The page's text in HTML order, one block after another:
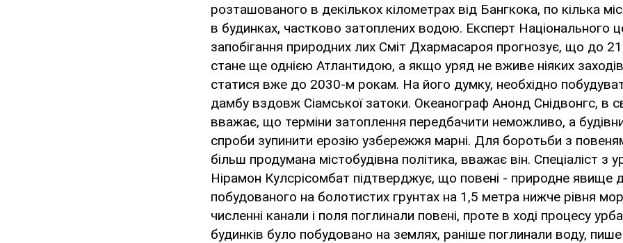
розташованого в декількох кілометрах від Бангкока, по кілька
в будинках, частково затоплених водою. Експерт Національного
запобігання природних лих Сміт Дхармасароя прогнозує, що до
стане ще однією Атлантидою, а якщо уряд не вживе ніяких
статися вже до 2030-м рокам. На його думку, необхідно
дамбу вздовж Сіамської затоки. Океанограф Анонд Снідвонгс, в
вважає, що терміни затоплення передбачити неможливо, а
спроби зупинити ерозію узбережжя марні. Для боротьби з
більш продумана містобудівна політика, вважає він. Спеціаліст з
Нірамон Кулсрісомбат підтверджує, що повені - природне явище
побудованого на болотистих грунтах на 1,5 метра нижче рівня
численні канали і поля поглинали повені, проте в ході процесу
будинків було побудовано на землях, раніше поглинали воду, пише